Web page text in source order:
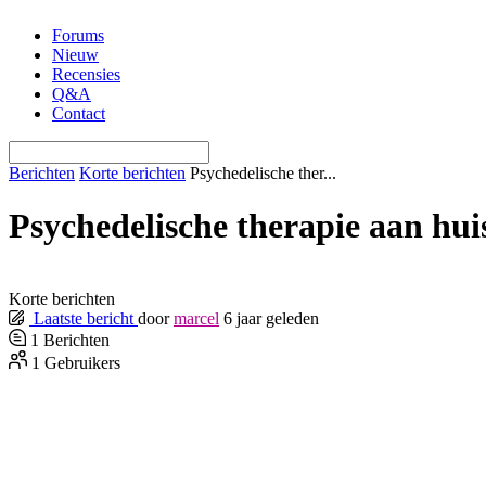
naar
inhoud
Forums
Nieuw
Recensies
Q&A
Contact
Berichten Korte berichten Psychedelische ther...
Psychedelische therapie aan
Korte berichten
Laatste bericht door marcel 6 jaar geleden
1 Berichten
1 Gebruikers